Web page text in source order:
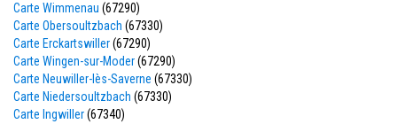
Carte Wimmenau (67290)
Carte Obersoultzbach (67330)
Carte Erckartswiller(67290)
Carte Wingen-sur-Moder(67290)
Carte Neuwiller-lès-Saverne (67330)
Carte Niedersoultzbach (67330)
Carte Ingwiller(67340)